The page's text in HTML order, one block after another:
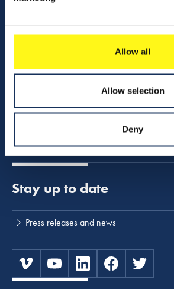
Allow all
Allow selection
Deny
Contact us
Share charts
Boskalis shop - merchandise
NINA safety program
Stay up to date
Press releases and news